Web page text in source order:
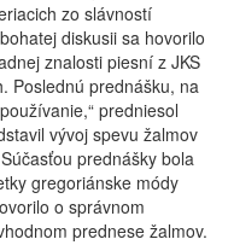
zo slávností
diskusii sa hovorilo
znalosti piesní z JKS
Poslednú prednášku, na
predniesol
vývoj spevu žalmov
prednášky bola
gregoriánske módy
o správnom
prednese žalmov.